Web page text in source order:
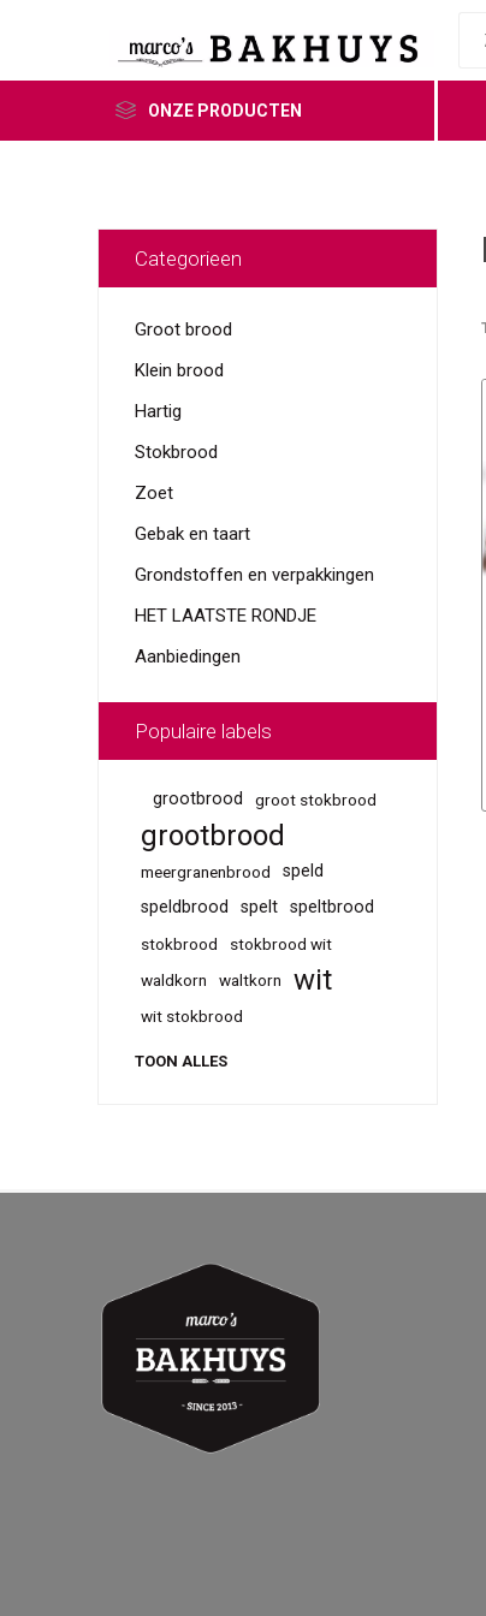
ONZE PRODUCTEN
Categorieen
Groot brood
Klein brood
Hartig
Stokbrood
Zoet
Gebak en taart
Grondstoffen en verpakkingen
HET LAATSTE RONDJE
Aanbiedingen
Populaire labels
grootbrood groot stokbrood
grootbrood
meergranenbrood
speld
speldbrood
spelt speltbrood
stokbrood
stokbrood wit
waldkorn
waltkorn wit
wit stokbrood
TOON ALLES